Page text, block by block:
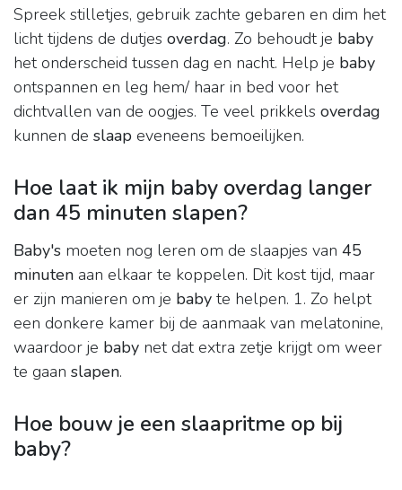
Spreek stilletjes, gebruik zachte gebaren en dim het
licht tijdens de dutjes overdag. Zo behoudt je baby
het onderscheid tussen dag en nacht. Help je baby
ontspannen en leg hem/ haar in bed voor het
dichtvallen van de oogjes. Te veel prikkels overdag
kunnen de slaap eveneens bemoeilijken.
Hoe laat ik mijn baby overdag langer
dan 45 minuten slapen?
Baby's moeten nog leren om de slaapjes van 45
minuten aan elkaar te koppelen. Dit kost tijd, maar
er zijn manieren om je baby te helpen. 1. Zo helpt
een donkere kamer bij de aanmaak van melatonine,
waardoor je baby net dat extra zetje krijgt om weer
te gaan slapen.
Hoe bouw je een slaapritme op bij
baby?